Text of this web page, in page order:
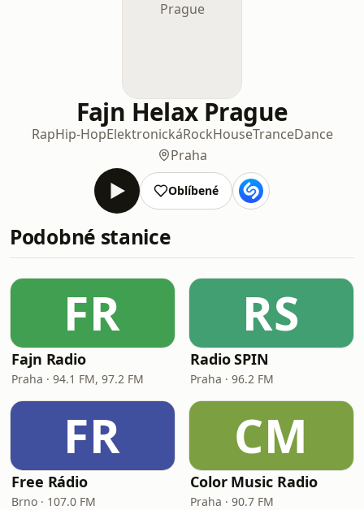
Fajn Helax Prague
RapHip-HopElektronickáRockHouseTranceDance
Praha
Oblíbené
Podobné stanice
FR
Fajn Radio
Praha · 94.1 FM, 97.2 FM
RS
Radio SPIN
Praha · 96.2 FM
FR
Free Rádio
Brno · 107.0 FM
CM
Color Music Radio
Praha · 90.7 FM